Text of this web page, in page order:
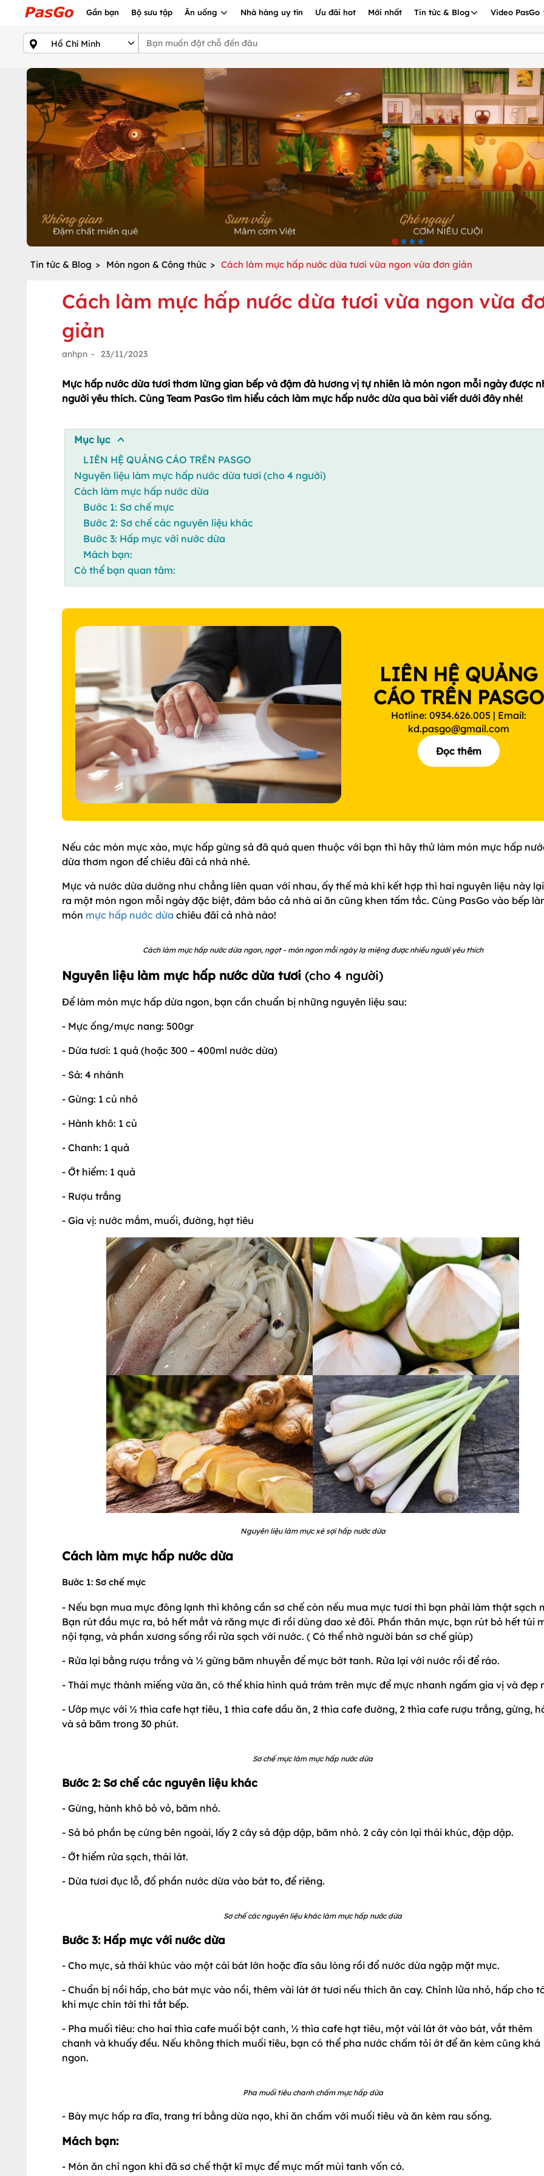
Gần bạn Bộ sưu tập Ăn uống Nhà hàng uy tín Ưu đãi hot Mới nhất Tin tức & Blog Video PasGo
Tin tức & Blog > Món ngon & Công thức > Cách làm mực hấp nước dừa tươi vừa ngon vừa đơn giản
Cách làm mực hấp nước dừa tươi vừa ngon vừa
giản
anhpn - 23/11/2023
Mực hấp nước dừa tươi thơm lừng gian bếp và đậm đà hương vị tự nhiên là món ngon mỗi ngày được
người yêu thích. Cùng Team PasGo tìm hiểu cách làm mực hấp nước dừa qua bài viết dưới đây nhé!
Mục lục
LIÊN HỆ QUẢNG CÁO TRÊN PASGO
Nguyên liệu làm mực hấp nước dừa tươi (cho 4 người)
Cách làm mực hấp nước dừa
Bước 1: Sơ chế mực
Bước 2: Sơ chế các nguyên liệu khác
Bước 3: Hấp mực với nước dừa
Mách bạn:
Có thể bạn quan tâm:
LIÊN HỆ QUẢNG
CÁO TRÊN PASGO
Hotline: 0934.626.005 | Email:
kd.pasgo@gmail.com
Đọc thêm
Nếu các món mực xào, mực hấp gừng sả đã quá quen thuộc với bạn thì hãy thử làm món mực hấp
dừa thơm ngon để chiêu đãi cả nhà nhé.
Mực và nước dừa dường như chẳng liên quan với nhau, ấy thế mà khi kết hợp thì hai nguyên liệu này
ra một món ngon mỗi ngày đặc biệt, đảm bảo cả nhà ai ăn cũng khen tấm tắc. Cùng PasGo vào bếp
món mực hấp nước dừa chiêu đãi cả nhà nào!
Cách làm mực hấp nước dừa ngon, ngọt - món ngon mỗi ngày lạ miệng được nhiều người yêu thích
Nguyên liệu làm mực hấp nước dừa tươi (cho 4 người)
Để làm món mực hấp dừa ngon, bạn cần chuẩn bị những nguyên liệu sau:
- Mực ống/mực nang: 500gr
- Dừa tươi: 1 quả (hoặc 300 – 400ml nước dừa)
- Sả: 4 nhánh
- Gừng: 1 củ nhỏ
- Hành khô: 1 củ
- Chanh: 1 quả
- Ớt hiểm: 1 quả
- Rượu trắng
- Gia vị: nước mắm, muối, đường, hạt tiêu
Nguyên liệu làm mực xé sợi hấp nước dừa
Cách làm mực hấp nước dừa
Bước 1: Sơ chế mực
- Nếu bạn mua mực đông lạnh thì không cần sơ chế còn nếu mua mực tươi thì bạn phải làm thật sạch
Bạn rút đầu mực ra, bỏ hết mắt và răng mực đi rồi dùng dao xẻ đôi. Phần thân mực, bạn rút bỏ hết túi
nội tạng, và phần xương sống rồi rửa sạch với nước. ( Có thể nhờ người bán sơ chế giúp)
- Rửa lại bằng rượu trắng và ½ gừng băm nhuyễn để mực bớt tanh. Rửa lại với nước rồi để ráo.
- Thái mực thành miếng vừa ăn, có thể khía hình quả trám trên mực để mực nhanh ngấm gia vị và đẹp
- Ướp mực với ½ thìa cafe hạt tiêu, 1 thìa cafe dầu ăn, 2 thìa cafe đường, 2 thìa cafe rượu trắng, gừng,
và sả băm trong 30 phút.
Sơ chế mực làm mực hấp nước dừa
Bước 2: Sơ chế các nguyên liệu khác
- Gừng, hành khô bỏ vỏ, băm nhỏ.
- Sả bỏ phần bẹ cứng bên ngoài, lấy 2 cây sả đập dập, băm nhỏ. 2 cây còn lại thái khúc, đập dập.
- Ớt hiểm rửa sạch, thái lát.
- Dừa tươi đục lỗ, đổ phần nước dừa vào bát to, để riêng.
Sơ chế các nguyên liệu khác làm mực hấp nước dừa
Bước 3: Hấp mực với nước dừa
- Cho mực, sả thái khúc vào một cái bát lớn hoặc đĩa sâu lòng rồi đổ nước dừa ngập mặt mực.
- Chuẩn bị nồi hấp, cho bát mực vào nồi, thêm vài lát ớt tươi nếu thích ăn cay. Chỉnh lửa nhỏ, hấp cho
khi mực chín tới thì tắt bếp.
- Pha muối tiêu: cho hai thìa cafe muối bột canh, ½ thìa cafe hạt tiêu, một vài lát ớt vào bát, vắt thêm
chanh và khuấy đều. Nếu không thích muối tiêu, bạn có thể pha nước chấm tỏi ớt để ăn kèm cũng khá
ngon.
Pha muối tiêu chanh chấm mực hấp dừa
- Bày mực hấp ra đĩa, trang trí bằng dừa nạo, khi ăn chấm với muối tiêu và ăn kèm rau sống.
Mách bạn:
- Món ăn chỉ ngon khi đã sơ chế thật kĩ mực để mực mất mùi tanh vốn có.